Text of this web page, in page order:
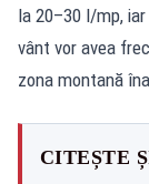
la 20–30 l/mp,
vânt vor avea
zona montană
CITEȘTE